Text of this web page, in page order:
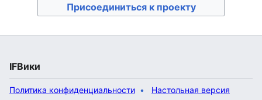
Присоединиться к проекту
IFВики
Политика конфиденциальности Настольная версия